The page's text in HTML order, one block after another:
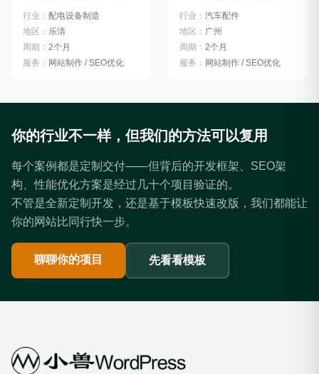
行业： 配电设备制造
地区： 乐清
周期： 2个月
服务： 网站制作 / SEO优化
行业： 汽车配件
地区： 广州
周期： 2个月
服务： 网站制作 / SEO优化
你的行业不一样，但我们的方法可以复用
每个案例都是定制交付——但背后的开发框架、SEO架
构、性能优化方案是经过几十个项目验证的。
不管是全新定制开发，还是基于模板快速改版，我们都能让
你的网站比同行快一步。
聊聊你的项目 先看看模板